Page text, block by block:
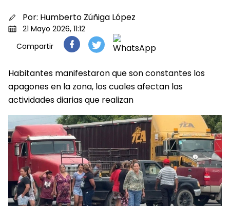
Por: Humberto Zúñiga López
21 Mayo 2026, 11:12
Compartir
Habitantes manifestaron que son constantes los
apagones en la zona, los cuales afectan las
actividades diarias que realizan